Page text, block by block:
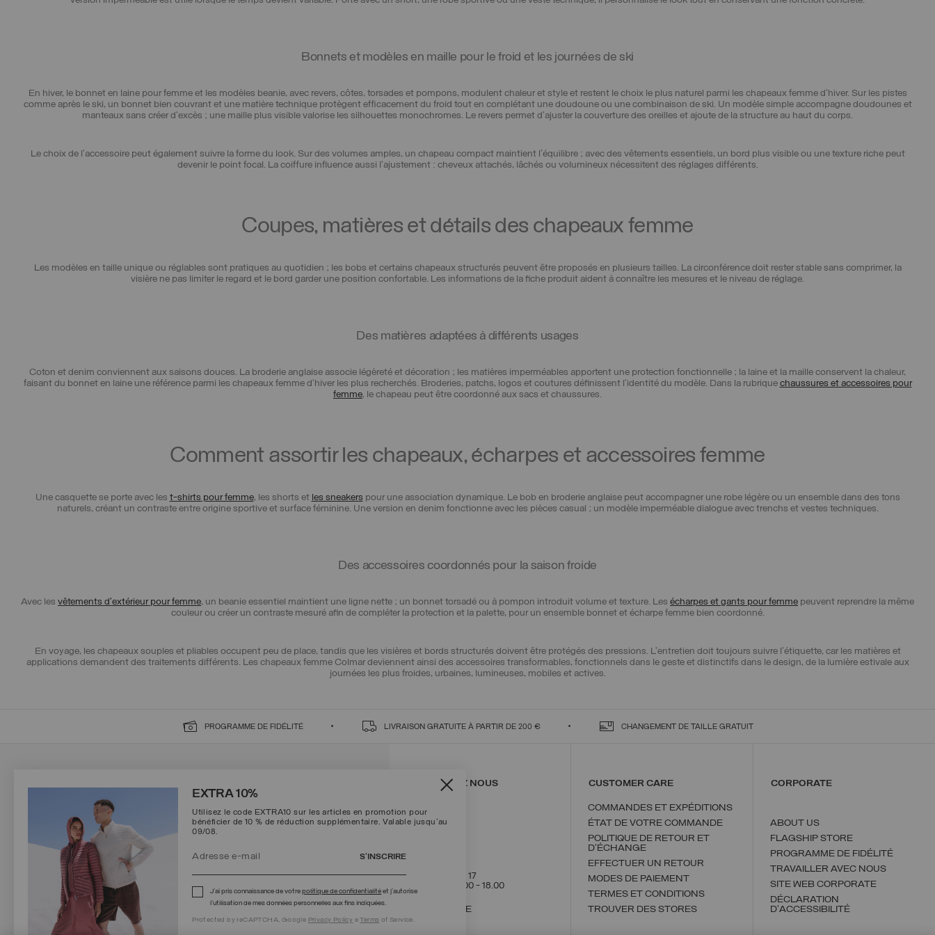
EXTRA 10%
Utilisez le code EXTRA10 sur les articles en promotion pour
bénéficier de 10 % de réduction supplémentaire. Valable jusqu'au
09/08.
S’INSCRIRE
J’ai pris connaissance de votrepolitique de confidentialitéet j’autorise
l’utilisation de mes données personnelles aux fins indiquées.
Protected by reCAPTCHA, Google Privacy Policy eTerms of Service.
Bonnets et modèles en maille pour le froid et les journées de ski
En hiver, le bonnet en laine pour femme et les modèles beanie, avec revers, côtes, torsades et pompons, modulent chaleur et style et restent le choix le plus naturel parmi les chapeaux femme d’hiver. Sur les pistes
comme après le ski, un bonnet bien couvrant et une matière technique protègent efficacement du froid tout en complétant une doudoune ou une combinaison de ski. Un modèle simple accompagne doudounes et
manteaux sans créer d’excès ; une maille plus visible valorise les silhouettes monochromes. Le revers permet d’ajuster la couverture des oreilles et ajoute de la structure au haut du corps.
Le choix de l’accessoire peut également suivre la forme du look. Sur des volumes amples, un chapeau compact maintient l’équilibre ; avec des vêtements essentiels, un bord plus visible ou une texture riche peut
devenir le point focal. La coiffure influence aussi l’ajustement : cheveux attachés, lâchés ou volumineux nécessitent des réglages différents.
Coupes, matières et détails des chapeaux femme
Les modèles en taille unique ou réglables sont pratiques au quotidien ; les bobs et certains chapeaux structurés peuvent être proposés en plusieurs tailles. La circonférence doit rester stable sans comprimer, la
visière ne pas limiter le regard et le bord garder une position confortable. Les informations de la fiche produit aident à connaître les mesures et le niveau de réglage.
Des matières adaptées à différents usages
Coton et denim conviennent aux saisons douces. La broderie anglaise associe légèreté et décoration ; les matières imperméables apportent une protection fonctionnelle ; la laine et la maille conservent la chaleur,
faisant du bonnet en laine une référence parmi les chapeaux femme d’hiver les plus recherchés. Broderies, patchs, logos et coutures définissent l’identité du modèle. Dans la rubrique chaussures et accessoires pour
femme, le chapeau peut être coordonné aux sacs et chaussures.
Comment assortir les chapeaux, écharpes et accessoires femme
Une casquette se porte avec les t-shirts pour femme, les shorts et les sneakers pour une association dynamique. Le bob en broderie anglaise peut accompagner une robe légère ou un ensemble dans des tons
naturels, créant un contraste entre origine sportive et surface féminine. Une version en denim fonctionne avec les pièces casual ; un modèle imperméable dialogue avec trenchs et vestes techniques.
Des accessoires coordonnés pour la saison froide
Avec les vêtements d’extérieur pour femme, un beanie essentiel maintient une ligne nette ; un bonnet torsadé ou à pompon introduit volume et texture. Les écharpes et gants pour femme peuvent reprendre la même
couleur ou créer un contraste mesuré afin de compléter la protection et la palette, pour un ensemble bonnet et écharpe femme bien coordonné.
En voyage, les chapeaux souples et pliables occupent peu de place, tandis que les visières et bords structurés doivent être protégés des pressions. L’entretien doit toujours suivre l’étiquette, car les matières et
applications demandent des traitements différents. Les chapeaux femme Colmar deviennent ainsi des accessoires transformables, fonctionnels dans le geste et distinctifs dans le design, de la lumière estivale aux
journées les plus froides, urbaines, lumineuses, mobiles et actives.
PROGRAMME DE FIDÉLITÉ LIVRAISON GRATUITE À PARTIR DE 200 € CHANGEMENT DE TAILLE GRATUIT
Protected by reCAPTCHA, Google Privacy Policy Termsof Service.
CONTACTEZ NOUS
+33 1 86 65 46 17
Lun - Ven / 9.00 - 18.00
NOUS ÉCRIRE
CUSTOMER CARE
COMMANDES ET EXPÉDITIONS
ÉTAT DE VOTRE COMMANDE
POLITIQUE DE RETOUR ET
D'ÉCHANGE
EFFECTUER UN RETOUR
MODES DE PAIEMENT
TERMES ET CONDITIONS
TROUVER DES STORES
CORPORATE
ABOUT US
FLAGSHIP STORE
PROGRAMME DE FIDÉLITÉ
TRAVAILLER AVEC NOUS
SITE WEB CORPORATE
DÉCLARATION
D'ACCESSIBILITÉ